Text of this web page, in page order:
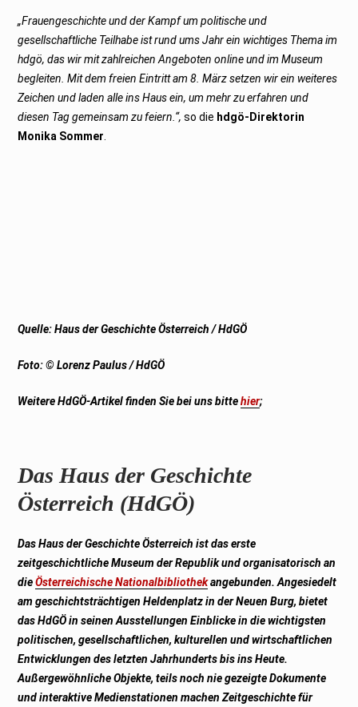
„Frauengeschichte und der Kampf um politische und
gesellschaftliche Teilhabe ist rund ums Jahr ein wichtiges Thema im
hdgö, das wir mit zahlreichen Angeboten online und im Museum
begleiten. Mit dem freien Eintritt am 8. März setzen wir ein weiteres
Zeichen und laden alle ins Haus ein, um mehr zu erfahren und
diesen Tag gemeinsam zu feiern.“, so die hdgö-Direktorin
Monika Sommer
Quelle: Haus der Geschichte Österreich / HdGÖ
Foto: ©Lorenz Paulus / HdGÖ
Weitere HdGÖ-Artikel finden Sie bei uns bittehier;
Das Haus der Geschichte
Österreich (HdGÖ)
Das Haus der Geschichte Österreich ist das erste
zeitgeschichtliche Museum der Republik und organisatorisch an
dieÖsterreichische Nationalbibliothekangebunden. Angesiedelt
am geschichtsträchtigen Heldenplatz in der Neuen Burg, bietet
das HdGÖ in seinen Ausstellungen Einblicke in die wichtigsten
politischen, gesellschaftlichen, kulturellen und wirtschaftlichen
Entwicklungen des letzten Jahrhunderts bis ins Heute.
Außergewöhnliche Objekte, teils noch nie gezeigte Dokumente
und interaktive Medienstationen machen Zeitgeschichte für